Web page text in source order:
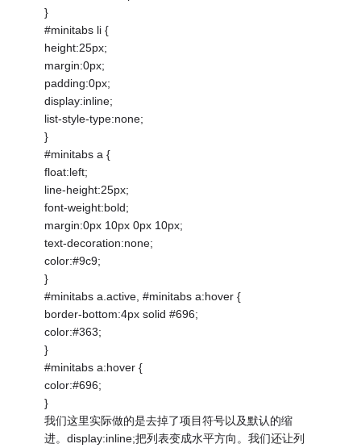
}
#minitabs li {
height:25px;
margin:0px;
padding:0px;
display:inline;
list-style-type:none;
}
#minitabs a {
float:left;
line-height:25px;
font-weight:bold;
margin:0px 10px 0px 10px;
text-decoration:none;
color:#9c9;
}
#minitabs a.active, #minitabs a:hover {
border-bottom:4px solid #696;
color:#363;
}
#minitabs a:hover {
color:#696;
}
我们这里实际做的是去掉了项目符号以及默认的缩
进。display:inline;把列表变成水平方向。我们还让列